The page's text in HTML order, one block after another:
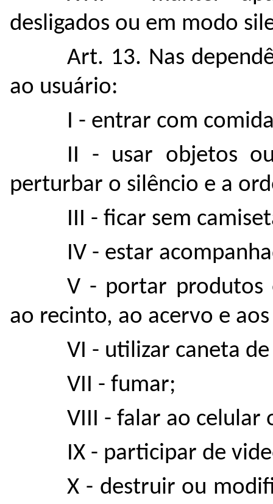
desligados ou em modo
Art. 13. Nas
ao usuário:
I - entrar com
II - usar objetos
perturbar o silêncio e a
III - ficar sem
IV - estar
V - portar produtos
ao recinto, ao acervo e
VI - utilizar caneta
VII - fumar;
VIII - falar ao celular
IX - participar de
X - destruir ou